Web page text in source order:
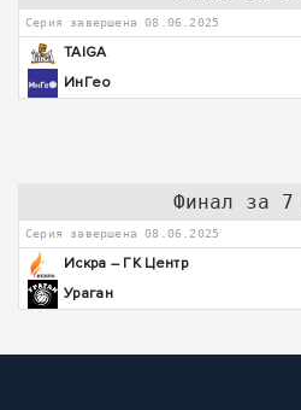
Серия завершена 08.06.2025
TAIGA
ИнГео
Финал за 7
Серия завершена 08.06.2025
Искра – ГК Центр
Ураган